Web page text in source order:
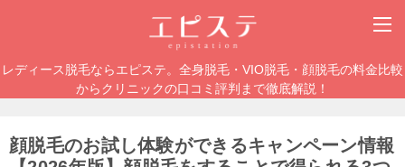
レディース脱毛ならエピステ。全身脱毛・VIO脱毛・顔脱毛の料金比較
からクリニックの口コミ評判まで徹底解説！
顔脱毛のお試し体験ができるキャンペーン情報